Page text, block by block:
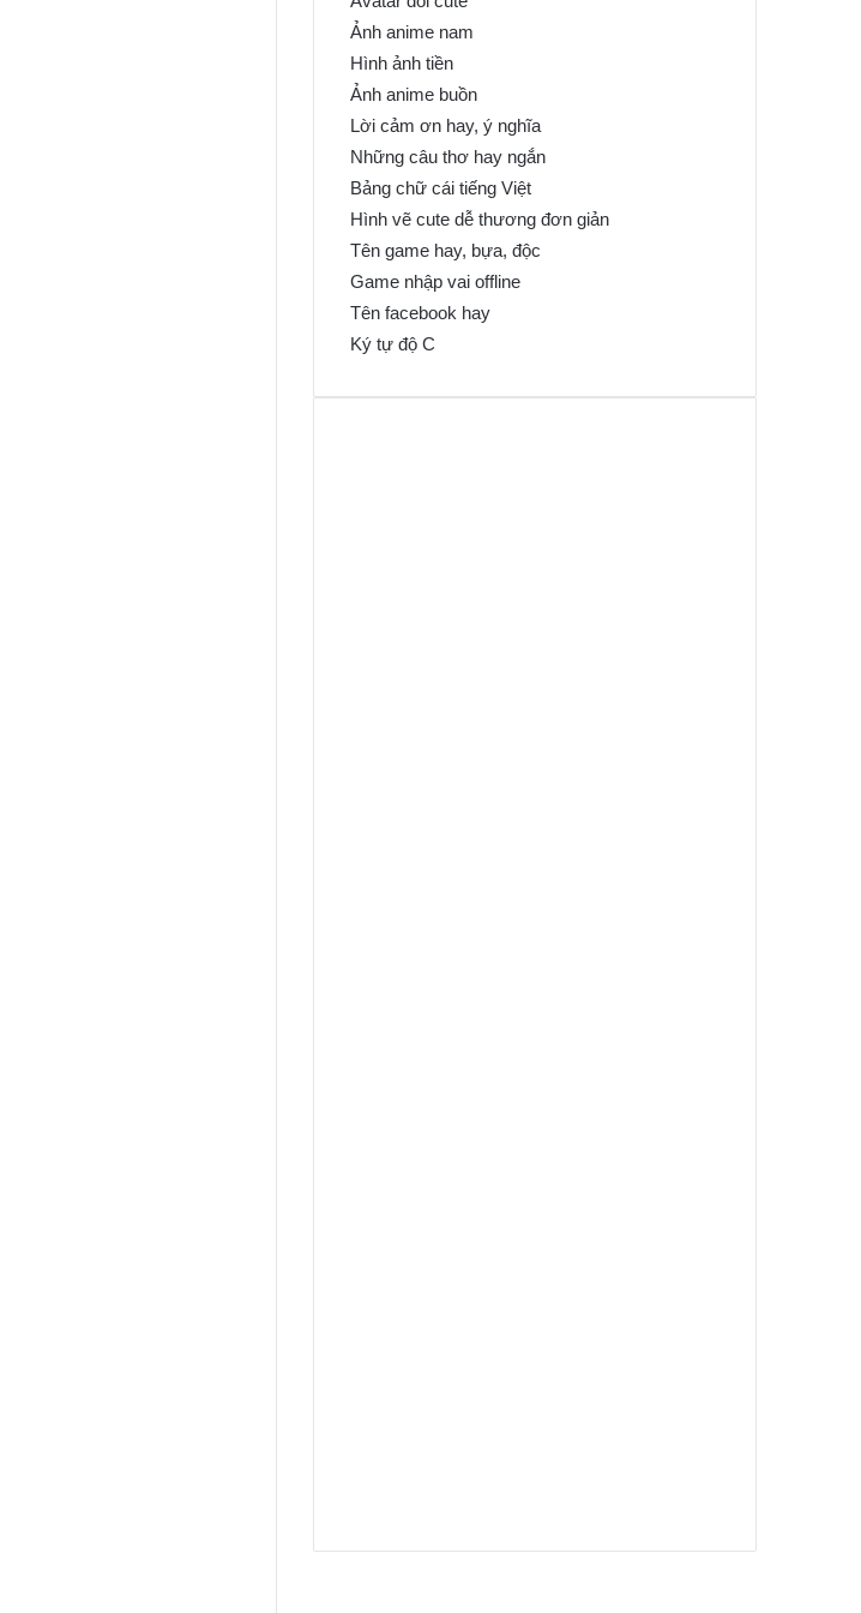
Ảnh anime nam
Hình ảnh tiền
Ảnh anime buồn
Lời cảm ơn hay, ý nghĩa
Những câu thơ hay ngắn
Bảng chữ cái tiếng Việt
Hình vẽ cute dễ thương đơn giản
Tên game hay, bựa, độc
Game nhập vai offline
Tên facebook hay
Ký tự độ C